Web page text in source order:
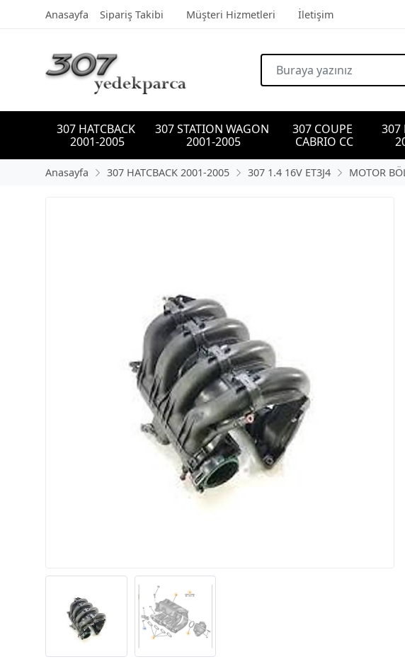
Anasayfa Sipariş Takibi Müşteri Hizmetleri İletişim
307 HATCBACK
2001-2005
307 STATION WAGON
2001-2005
307 COUPE
CABRIO CC
307
Anasayfa 307 HATCBACK 2001-2005 307 1.4 16V ET3J4 MOTOR